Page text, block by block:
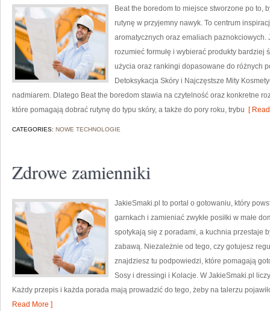
Beat the boredom to miejsce stworzone po to,
rutynę w przyjemny nawyk. To centrum
aromatycznych oraz emaliach paznokciowych.
rozumieć formułę i wybierać produkty
użycia oraz rankingi dopasowane do różnych
Detoksykacja Skóry i Najczęstsze Mity
nadmiarem. Dlatego Beat the boredom stawia na czytelność oraz konkretne
które pomagają dobrać rutynę do typu skóry, a także do pory roku, trybu [
CATEGORIES: NOWE TECHNOLOGIE
Zdrowe zamienniki
JakieSmaki.pl to portal o gotowaniu, który
garnkach i zamieniać zwykłe posiłki w małe
spotykają się z poradami, a kuchnia przestaje
zabawą. Niezależnie od tego, czy gotujesz
znajdziesz tu podpowiedzi, które pomagają
Sosy i dressingi i Kolacje. W JakieSmaki.pl
Każdy przepis i każda porada mają prowadzić do tego, żeby na talerzu
Read More ]